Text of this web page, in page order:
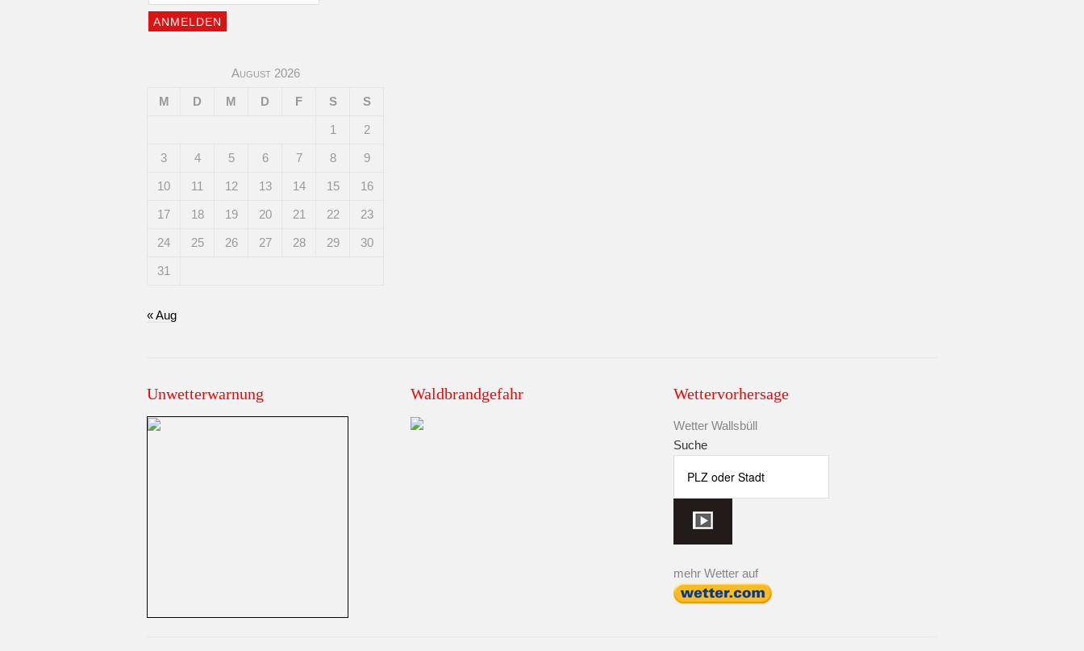
August 2026
M D M D F S S
1 2
3 4 5 6 7 8 9
10 11 12 13 14 15 16
17 18 19 20 21 22 23
24 25 26 27 28 29 30
31
« Aug
Unwetterwarnung Waldbrandgefahr Wettervorhersage
Wetter Wallsbüll
Suche
mehr Wetter auf